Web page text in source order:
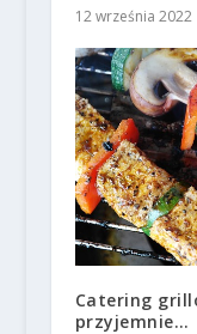
12 września 2022
Catering
przyjemnie…